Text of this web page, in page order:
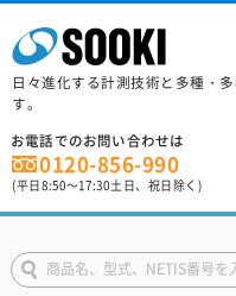
日々進化する計測技術と多種・
す。
お電話でのお問い合わせは
0120-856-990
(平日8:50～17:30土日、祝日除く)